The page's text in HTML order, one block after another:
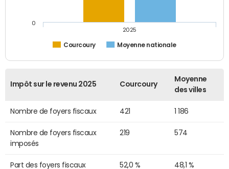
Courcoury Moyenne nationale
2025
0
Impôt sur le revenu 2025 Courcoury
Moyenne
des villes
Nombre de foyers fiscaux 421 1 186
Nombre de foyers fiscaux
imposés
219 574
Part des foyers fiscaux
52,0 % 48,1 %